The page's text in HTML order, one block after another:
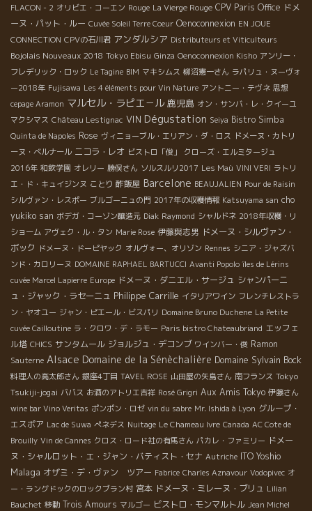
FLACON - 2 オリビエ・コーエン Rouge La Vierge Rouge CPV Paris Office ドメ
ーヌ・パット・ルー Cuvée Soleil Terre Coeur Oenoconnexion EN JOUE
CONNECTION CPVの石川君 アンダルシア Distributeurs et Viticulteurs
Bojolais Nouveaux 2018 Tokyo Ebisu Ginza Oenoconnexion Kisho アンリー・
フレデリック・ロック Le Tagine BIM マキシムス 柳沼憲一さん ラパリュ・ヌーヴォ
ー2018年 Fujisawa Les 4 éléments pour Vin Nature アントニー・テヴネ 思想
cepage Aramon マルセル・ラピエ－ル 鹿児島 オン・サンバ・レ・クイーユ
マクシマス Château Lestignac VIN Dégustation Seiya Bistro Simba
Quinta de Napoles Rose ヴィニョーブル・エリアン・ダ・ロス ドメーヌ・カトリ
ーヌ・ベルナール ニコラ・レオ ビストロ「俊」
クローズ・エルミタージュ
2016年 和飲学園 オレリー 勝俣さん ソルスルリ2017 Les Maù VINI VERI ラトリ
エ・ド・キュイジンヌ ことり 酢飯屋 Barcelone BEAUJALIEN Pour de Raisin
シルヴァン・レスポー ブルゴーニュの門 2017年の収穫情報 Katsuyama san cho
yukiko san ボデガ・コーゾン醸造元 Diak Raymond シャルドネ 2018年収穫・リ
ショーム アヴェク・ル・タン Marie Rose 伊藤與志男 ドメーヌ・シルヴァン・
ボック ドメーヌ・ドーピヤック オルヴォー、オリゾン Rennes シニア・ジャズバ
ンド・カロリーヌ DOMAINE RAPHAEL BARTUCCI Avanti Popolo îles de Lérins
cuvée Marcel Lapierre Europe ドメーヌ・ダニエル・サージュ シャンパーニ
ュ・ジャック・ラセーニュ Philippe Carrille イタリアワイン フレンチレストラ
ン・ヤオユー ジャン・ピエール・ビスパリ Domaine Bruno Duchene La Petite
cuvée Cailloutine ラ・クロワ・デ・ラモー Paris bistro Chateaubriand エッフェ
ル塔 CHICS サンタムール ジョルジュ・デコンブ ワインバー・俊 Ramon
Sauterne Alsace Domaine de la Sénèchalière Domaine Sylvain Bock
料理人の高太郎さん 銀座4丁目 TAVEL ROSE 山田屋の矢島さん 南フランス Tokyo
Tsukiji-jogai ババス お酒のアトリエ吉祥 Rosé Grigri Aux Amis Tokyo 伊藤さん
wine bar Vino Veritas ポンポン・ロゼ vin du sabre Mr. Ishida à Lyon グループ・
エスポア Lac de Suwa ぺネデス Nuitage Le Chameau Ivre Canada AC Cote de
Brouilly Vin de Cannes クロス・ロード社の有馬さん パカレ・ファミリー ドメー
ヌ・シャルロット・エ・ジャン・バティスト・セナ Autriche ITO Yoshio
Malaga オザミ・デ・ヴァン ツアー Fabrice Charles Aznavour Vodopivec オ
ー・ラングドックのロックブラン村 宮本 ドメーヌ・ミレーヌ・ブリュ Lilian
Bauchet 移動 Trois Amours マルゴー ビストロ・モンマルトル Jean Michel